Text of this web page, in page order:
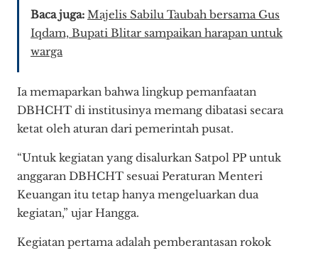
Baca juga: Majelis Sabilu Taubah bersama Gus
Iqdam, Bupati Blitar sampaikan harapan untuk
warga
Ia memaparkan bahwa lingkup pemanfaatan
DBHCHT di institusinya memang dibatasi secara
ketat oleh aturan dari pemerintah pusat.
“Untuk kegiatan yang disalurkan Satpol PP untuk
anggaran DBHCHT sesuai Peraturan Menteri
Keuangan itu tetap hanya mengeluarkan dua
kegiatan,” ujar Hangga.
Kegiatan pertama adalah pemberantasan rokok